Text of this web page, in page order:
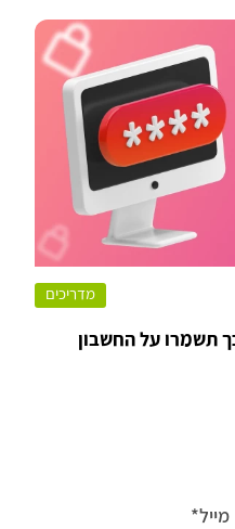
מדריכים
תשמרו על החשבון
מייל*